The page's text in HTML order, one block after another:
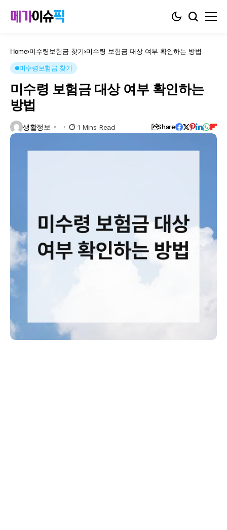
Home 미수령보험금 찾기 미수령 보험금 대상 여부 확인하는 방법
미수령보험금 찾기
미수령 보험금 대상 여부 확인하는
방법
생활정보 1 Mins Read Share